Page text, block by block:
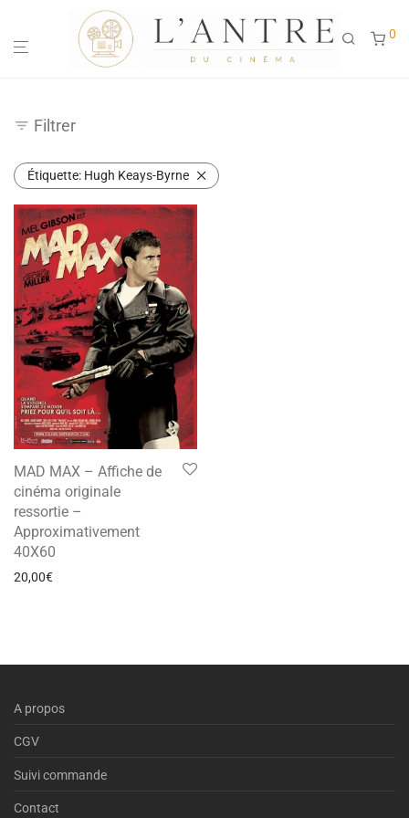
0
Filtrer
Étiquette: Hugh Keays-Byrne
MAD MAX – Affiche de
cinéma originale
ressortie –
Approximativement
40X60
20,00€
A propos
CGV
Suivi commande
Contact